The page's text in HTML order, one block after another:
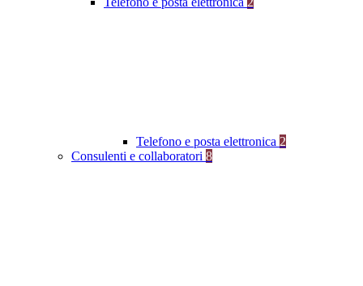
Telefono e posta elettronica 2
Consulenti e collaboratori 8